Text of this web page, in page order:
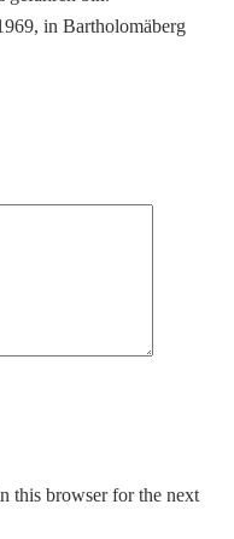
in Bartholomäberg
this browser for the next